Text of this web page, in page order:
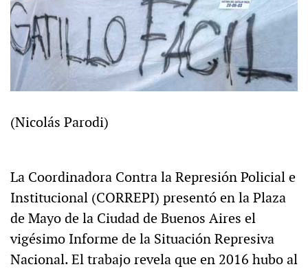
(Nicolás Parodi)
La Coordinadora Contra la Represión Policial e
Institucional (CORREPI) presentó en la Plaza
de Mayo de la Ciudad de Buenos Aires el
vigésimo Informe de la Situación Represiva
Nacional. El trabajo revela que en 2016 hubo al